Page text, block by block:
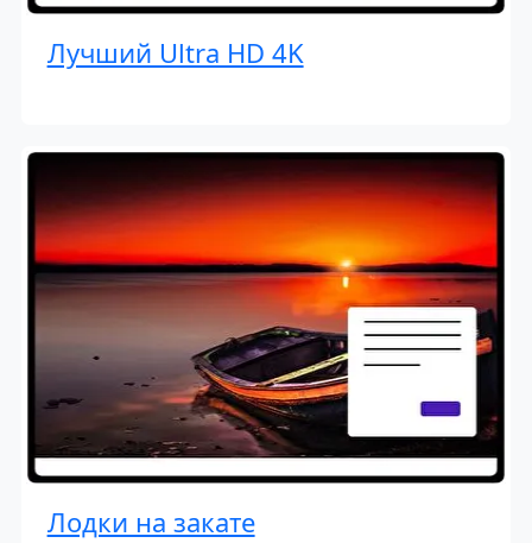
Лучший Ultra HD 4K
Лодки на закате